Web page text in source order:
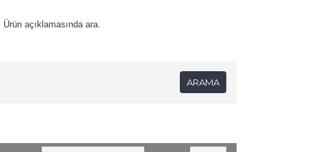
Ürün açıklamasında ara.